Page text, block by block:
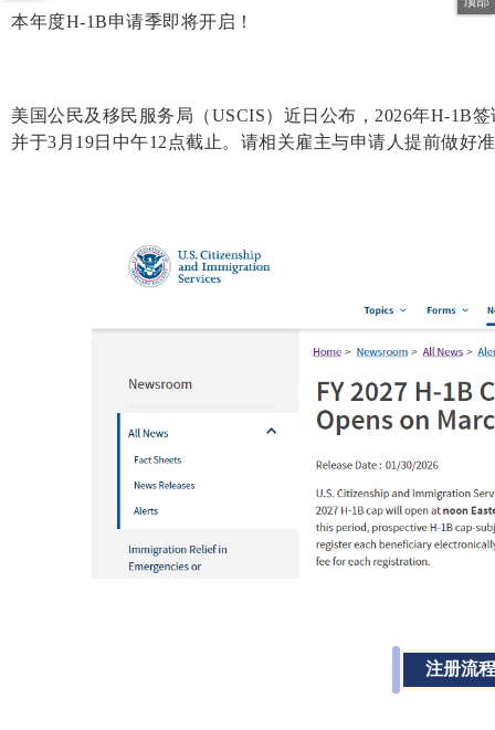
本年度H-1B申请季即将开启！
美国公民及移民服务局（USCIS）近日公布，2026年H-1B
并于3月19日中午12点截止。请相关雇主与申请人提前做好
注册流